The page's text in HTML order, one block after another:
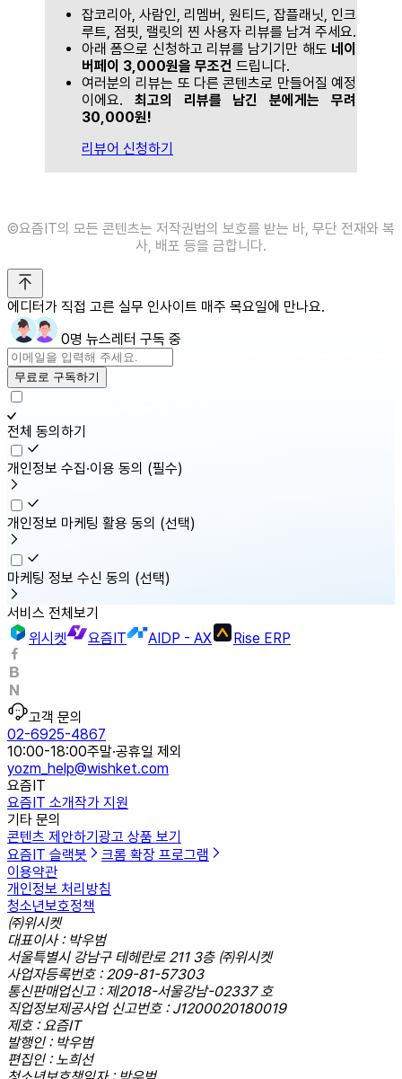
잡코리아, 사람인, 리멤버, 원티드, 잡플래닛, 인크
루트, 점핏, 랠릿의 찐 사용자 리뷰를 남겨 주세요.
아래 폼으로 신청하고 리뷰를 남기기만 해도 네이
버페이 3,000원을 무조건 드립니다.
여러분의 리뷰는 또 다른 콘텐츠로 만들어질 예정
이에요. 최고의 리뷰를 남긴 분에게는 무려
30,000원!
리뷰어 신청하기
©️요즘IT의 모든 콘텐츠는 저작권법의 보호를 받는 바, 무단 전재와 복
사, 배포 등을 금합니다.
에디터가 직접 고른 실무 인사이트 매주 목요일에 만나요.
0명 뉴스레터 구독 중
무료로 구독하기
전체 동의하기
개인정보 수집·이용 동의 (필수)
개인정보 마케팅 활용 동의 (선택)
마케팅 정보 수신 동의 (선택)
서비스 전체보기
위시켓
요즘IT AIDP - AX Rise ERP
고객 문의
02-6925-4867
10:00-18:00주말·공휴일 제외
yozm_help@wishket.com
요즘IT
요즘IT 소개작가 지원
기타 문의
콘텐츠 제안하기 광고 상품 보기
요즘IT 슬랙봇
크롬 확장 프로그램
이용약관
개인정보 처리방침
청소년보호정책
㈜위시켓
대표이사 : 박우범
서울특별시 강남구 테헤란로 211 3층 ㈜위시켓
사업자등록번호 : 209-81-57303
통신판매업신고 : 제2018-서울강남-02337 호
직업정보제공사업 신고번호 : J1200020180019
제호 : 요즘IT
발행인 : 박우범
편집인 : 노희선